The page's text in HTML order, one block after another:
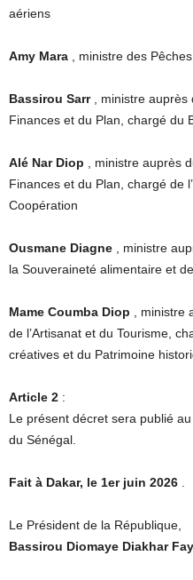
aériens
Amy Mara , ministre des
Bassirou Sarr, ministre auprès
Finances et du Plan, chargé du
Alé Nar Diop , ministre auprès
Finances et du Plan, chargé de
Coopération
Ousmane Diagne , ministre
la Souveraineté alimentaire et
Mame Coumba Diop , ministre
de l’Artisanat et du Tourisme,
créatives et du Patrimoine
Article 2 :
Le présent décret sera publié
du Sénégal.
Fait à Dakar, le 1er juin 2026
Le Président de la République,
Bassirou Diomaye Diakhar